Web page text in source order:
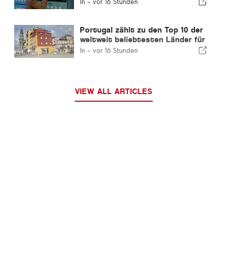
In - vor 16 Stunden
Portugal zählt zu den Top 10 der
weltweit beliebtesten Länder für
Auswanderer
In - vor 16 Stunden
VIEW ALL ARTICLES